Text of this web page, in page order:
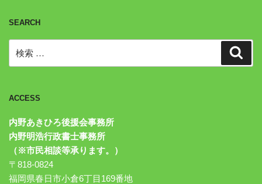
SEARCH
索:
ACCESS
内野あきひろ後援会事務所
内野明浩行政書士事務所
（※市民相談等承ります。）
〒818-0824
福岡県春日市小倉6丁目169番地